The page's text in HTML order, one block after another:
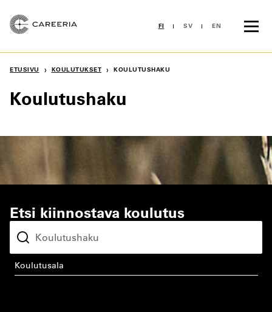
sisältöön
FI SV EN
ETUSIVU › KOULUTUKSET › KOULUTUSHAKU
Koulutushaku
Etsi kiinnostava koulutus
koulutusala